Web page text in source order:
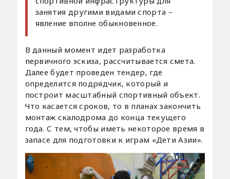
занятия другими видами спорта –
явление вполне обыкновенное.
В данный момент идет разработка
первичного эскиза, рассчитывается смета.
Далее будет проведен тендер, где
определится подрядчик, который и
построит масштабный спортивный объект.
Что касается сроков, то в планах закончить
монтаж скалодрома до конца текущего
года. С тем, чтобы иметь некоторое время в
запасе для подготовки к играм «Дети Азии».